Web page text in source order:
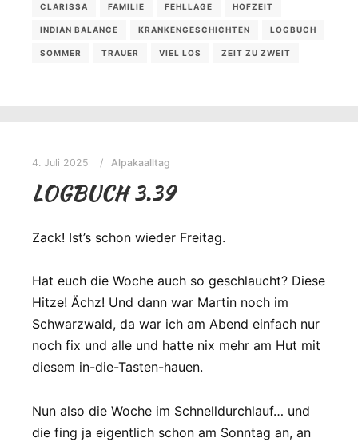
CLARISSA FAMILIE FEHLLAGE HOFZEIT
INDIAN BALANCE KRANKENGESCHICHTEN LOGBUCH
SOMMER TRAUER VIEL LOS ZEIT ZU ZWEIT
4. Juli 2025 Alpakaalltag
LOGBUCH 3.39
Zack! Ist’s schon wieder Freitag.
Hat euch die Woche auch so geschlaucht? Diese
Hitze! Ächz! Und dann war Martin noch im
Schwarzwald, da war ich am Abend einfach nur
noch fix und alle und hatte nix mehr am Hut mit
diesem in-die-Tasten-hauen.
Nun also die Woche im Schnelldurchlauf… und
die fing ja eigentlich schon am Sonntag an, an